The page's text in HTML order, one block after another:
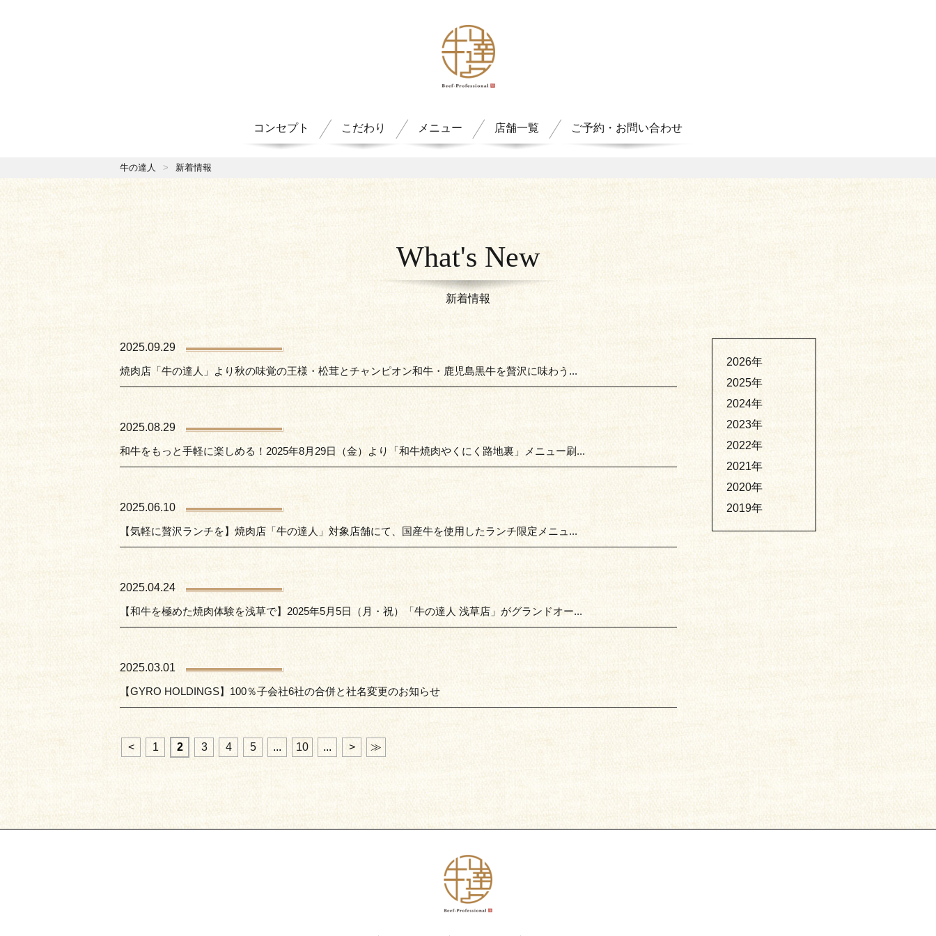
コンセプト こだわり メニュー 店舗一覧 ご予約・お問い合わせ
牛の達人 新着情報
What's New
新着情報
2025.09.29
焼肉店「牛の達人」より秋の味覚の王様・松茸とチャンピオン和牛・鹿児島黒牛を贅沢に味わう...
2025.08.29
和牛をもっと手軽に楽しめる！2025年8月29日（金）より「和牛焼肉やくにく路地裏」メニュー刷...
2025.06.10
【気軽に贅沢ランチを】焼肉店「牛の達人」対象店舗にて、国産牛を使用したランチ限定メニュ...
2025.04.24
【和牛を極めた焼肉体験を浅草で】2025年5月5日（月・祝）「牛の達人 浅草店」がグランドオー...
2025.03.01
【GYRO HOLDINGS】100％子会社6社の合併と社名変更のお知らせ
< 1 2 3 4 5 ... 10 ... > ≫
2026年
2025年
2024年
2023年
2022年
2021年
2020年
2019年